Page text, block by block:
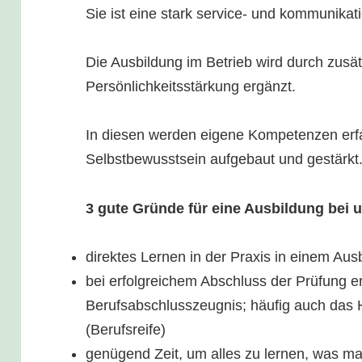
Sie ist eine stark service- und
Die Ausbildung im Betrieb wird durch
Persönlichkeitsstärkung ergänzt.
In diesen werden eigene Kompetenzen
Selbstbewusstsein aufgebaut und
3 gute Gründe für eine Ausbildung bei
direktes Lernen in der Praxis in einem
bei erfolgreichem Abschluss der Prüfung
Berufsabschlusszeugnis; häufig auch das
(Berufsreife)
genügend Zeit, um alles zu lernen, was